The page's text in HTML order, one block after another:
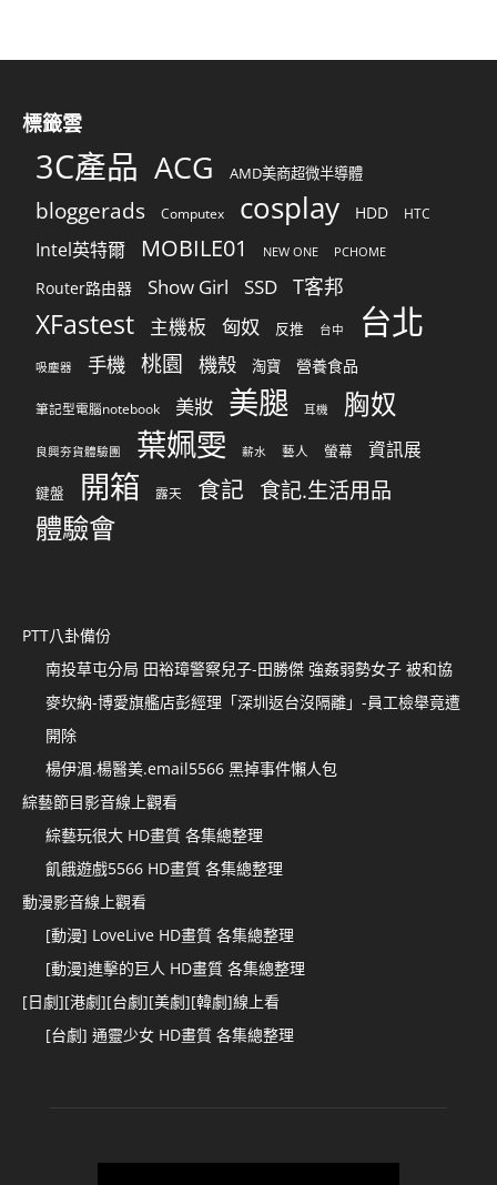
標籤雲
3C產品 ACG AMD美商超微半導體
bloggerads Computex cosplay HDD HTC
Intel英特爾 MOBILE01 NEW ONE PCHOME
Router路由器 Show Girl SSD T客邦
XFastest 主機板 匈奴 反推 台中 台北
吸塵器 手機 桃園 機殼 淘寶 營養食品
筆記型電腦notebook 美妝 美腿 耳機 胸奴
良興夯貨體驗團 葉姵雯 薪水 藝人 螢幕 資訊展
鍵盤 開箱 露天 食記 食記.生活用品
體驗會
PTT八卦備份
南投草屯分局 田裕璋警察兒子-田勝傑 強姦弱勢女子 被和協
麥坎納-博愛旗艦店彭經理「深圳返台沒隔離」-員工檢舉竟遭
開除
楊伊湄.楊醫美.email5566 黑掉事件懶人包
綜藝節目影音線上觀看
綜藝玩很大 HD畫質 各集總整理
飢餓遊戲5566 HD畫質 各集總整理
動漫影音線上觀看
[動漫] LoveLive HD畫質 各集總整理
[動漫]進擊的巨人 HD畫質 各集總整理
[日劇][港劇][台劇][美劇][韓劇]線上看
[台劇] 通靈少女 HD畫質 各集總整理